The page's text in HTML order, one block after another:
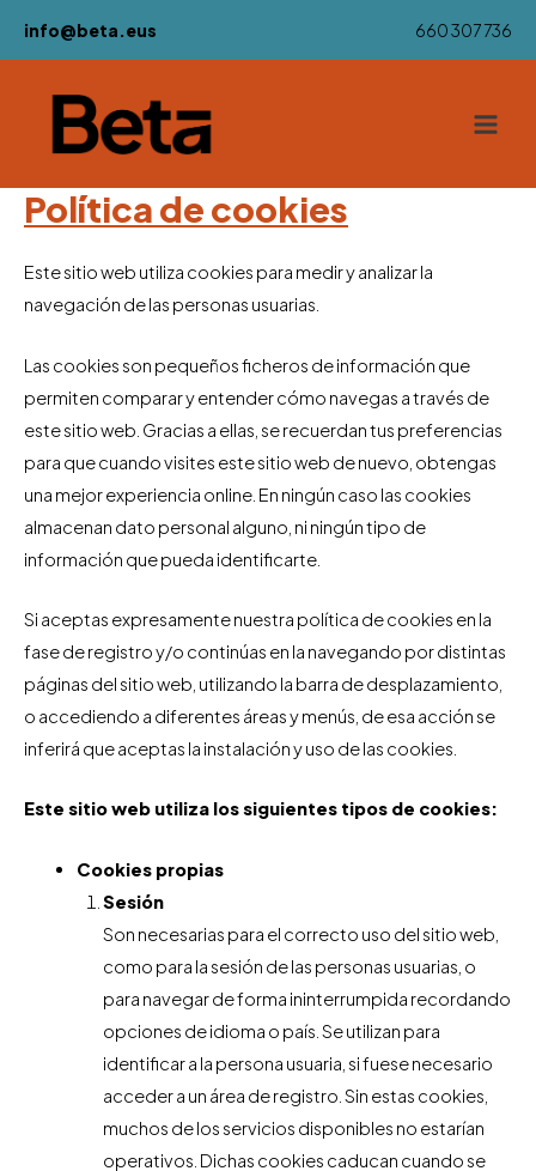
info@beta.eus 660 307 736
Política de cookies
Este sitio web utiliza cookies para medir y analizar la
navegación de las personas usuarias.
Las cookies son pequeños ficheros de información que
permiten comparar y entender cómo navegas a través de
este sitio web. Gracias a ellas, se recuerdan tus preferencias
para que cuando visites este sitio web de nuevo, obtengas
una mejor experiencia online. En ningún caso las cookies
almacenan dato personal alguno, ni ningún tipo de
información que pueda identificarte.
Si aceptas expresamente nuestra política de cookies en la
fase de registro y/o continúas en la navegando por distintas
páginas del sitio web, utilizando la barra de desplazamiento,
o accediendo a diferentes áreas y menús, de esa acción se
inferirá que aceptas la instalación y uso de las cookies.
Este sitio web utiliza los siguientes tipos de cookies:
Cookies propias
Sesión
Son necesarias para el correcto uso del sitio web,
como para la sesión de las personas usuarias, o
para navegar de forma ininterrumpida recordando
opciones de idioma o país. Se utilizan para
identificar a la persona usuaria, si fuese necesario
acceder a un área de registro. Sin estas cookies,
muchos de los servicios disponibles no estarían
operativos. Dichas cookies caducan cuando se